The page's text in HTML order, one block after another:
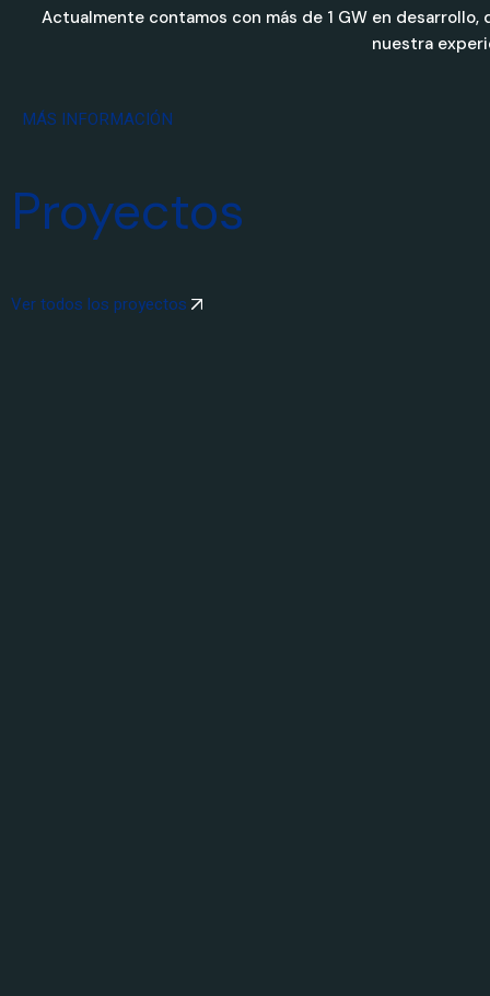
Actualmente contamos con más de 1 GW en
nuestra
MÁS INFORMACIÓN
Proyectos
Ver todos los proyectos